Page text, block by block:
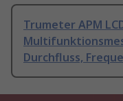
Trumeter APM
Durchfluss,